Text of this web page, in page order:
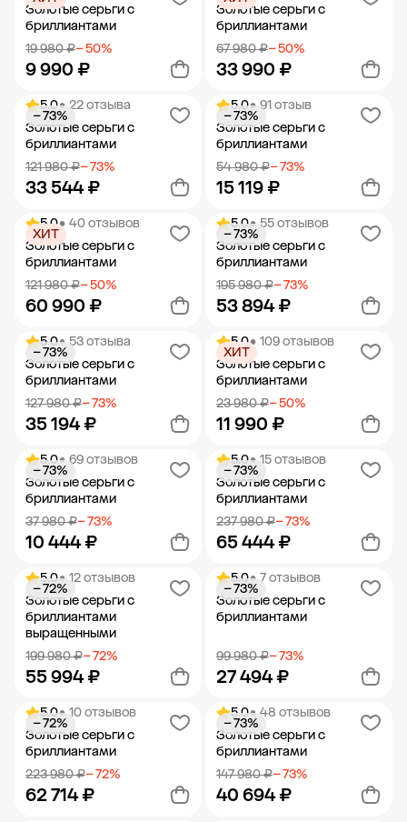
Золотые серьги с
бриллиантами
19 980 ₽− 50%
9 990 ₽
Добавить в корзину
Золотые серьги с
бриллиантами
67 980 ₽− 50%
33 990 ₽
Добавить в корзину
5.0• 22 отзыва
Золотые серьги с
бриллиантами
121 980 ₽− 73%
33 544 ₽
− 73%
Добавить в корзину
5.0• 91 отзыв
Золотые серьги с
бриллиантами
54 980 ₽− 73%
15 119 ₽
− 73%
Добавить в корзину
5.0• 40 отзывов
Золотые серьги с
бриллиантами
121 980 ₽− 50%
60 990 ₽
ХИТ
Добавить в корзину
5.0• 55 отзывов
Золотые серьги с
бриллиантами
195 980 ₽− 73%
53 894 ₽
− 73%
Добавить в корзину
5.0• 53 отзыва
Золотые серьги с
бриллиантами
127 980 ₽− 73%
35 194 ₽
− 73%
Добавить в корзину
5.0• 109 отзывов
Золотые серьги с
бриллиантами
23 980 ₽− 50%
11 990 ₽
ХИТ
Добавить в корзину
5.0• 69 отзывов
Золотые серьги с
бриллиантами
37 980 ₽− 73%
10 444 ₽
− 73%
Добавить в корзину
5.0• 15 отзывов
Золотые серьги с
бриллиантами
237 980 ₽− 73%
65 444 ₽
− 73%
Добавить в корзину
5.0• 12 отзывов
Золотые серьги с
бриллиантами
выращенными
199 980 ₽− 72%
55 994 ₽
− 72%
Добавить в корзину
5.0• 7 отзывов
Золотые серьги с
бриллиантами
99 980 ₽− 73%
27 494 ₽
− 73%
Добавить в корзину
5.0• 10 отзывов
Золотые серьги с
бриллиантами
223 980 ₽− 72%
62 714 ₽
− 72%
5.0• 48 отзывов
Золотые серьги с
бриллиантами
147 980 ₽− 73%
40 694 ₽
− 73%